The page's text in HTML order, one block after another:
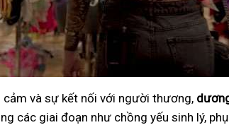
cảm và sự kết nối với người thương,
các giai đoạn như chồng yếu sinh lý,